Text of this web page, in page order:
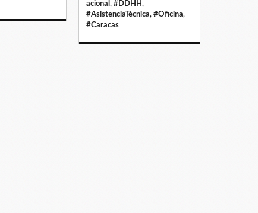
acional , #DDHH,
#AsistenciaTécnica, #Oficina,
#Caracas